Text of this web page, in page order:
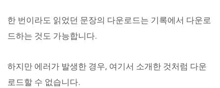
한 번이라도 읽었던 문장의 다운로드는 기록에서 다운로
드하는 것도 가능합니다.
하지만 에러가 발생한 경우, 여기서 소개한 것처럼 다운
로드할 수 없습니다.